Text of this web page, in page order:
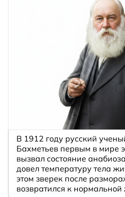
В 1912 году русский
Бахметьев первым в мире
вызвал состояние
довел температуру тела
этом зверек после
возвратился к нормальной